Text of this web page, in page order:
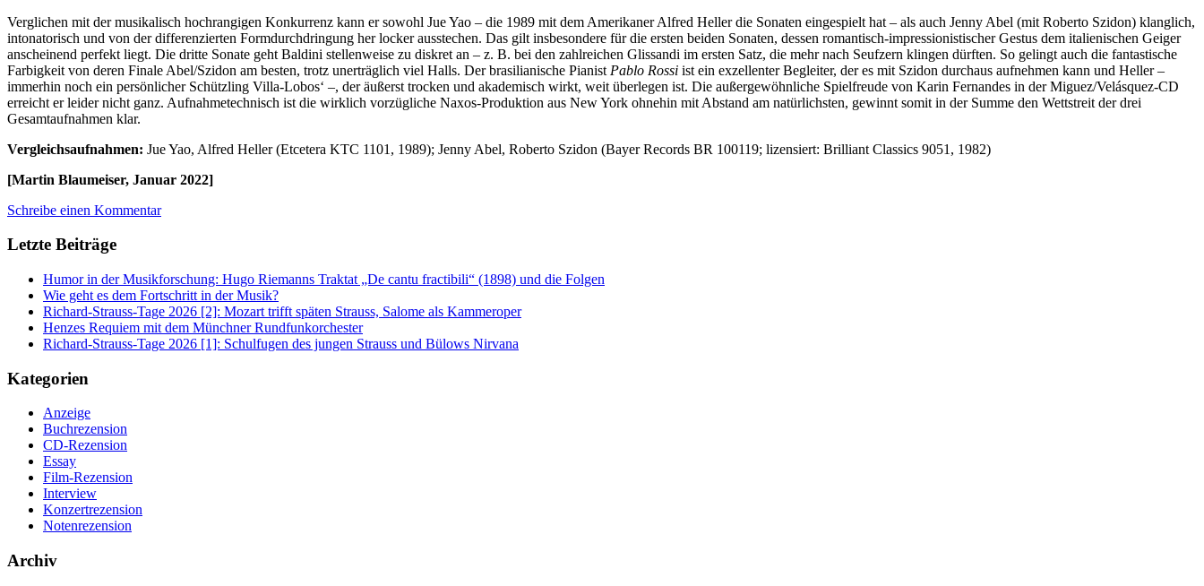
Verglichen mit der musikalisch hochrangigen Konkurrenz kann er sowohl Jue Yao – die 1989 mit dem Amerikaner Alfred Heller die Sonaten eingespielt hat – als auch Jenny Abel (mit Roberto Szidon) klanglich,
intonatorisch und von der differenzierten Formdurchdringung her locker ausstechen. Das gilt insbesondere für die ersten beiden Sonaten, dessen romantisch-impressionistischer Gestus dem italienischen Geiger
anscheinend perfekt liegt. Die dritte Sonate geht Baldini stellenweise zu diskret an – z. B. bei den zahlreichen Glissandi im ersten Satz, die mehr nach Seufzern klingen dürften. So gelingt auch die fantastische
Farbigkeit von deren Finale Abel/Szidon am besten, trotz unerträglich viel Halls. Der brasilianische Pianist Pablo Rossi ist ein exzellenter Begleiter, der es mit Szidon durchaus aufnehmen kann und Heller –
immerhin noch ein persönlicher Schützling Villa-Lobos‘ –, der äußerst trocken und akademisch wirkt, weit überlegen ist. Die außergewöhnliche Spielfreude von Karin Fernandes in der Miguez/Velásquez-CD
erreicht er leider nicht ganz. Aufnahmetechnisch ist die wirklich vorzügliche Naxos-Produktion aus New York ohnehin mit Abstand am natürlichsten, gewinnt somit in der Summe den Wettstreit der drei
Gesamtaufnahmen klar.
Vergleichsaufnahmen: Jue Yao, Alfred Heller (Etcetera KTC 1101, 1989); Jenny Abel, Roberto Szidon (Bayer Records BR 100119; lizensiert: Brilliant Classics 9051, 1982)
[Martin Blaumeiser, Januar 2022]
Schreibe einen Kommentar
Letzte Beiträge
Humor in der Musikforschung: Hugo Riemanns Traktat „De cantu fractibili“ (1898) und die Folgen
Wie geht es dem Fortschritt in der Musik?
Richard-Strauss-Tage 2026 [2]: Mozart trifft späten Strauss, Salome als Kammeroper
Henzes Requiem mit dem Münchner Rundfunkorchester
Richard-Strauss-Tage 2026 [1]: Schulfugen des jungen Strauss und Bülows Nirvana
Kategorien
Anzeige
Buchrezension
CD-Rezension
Essay
Film-Rezension
Interview
Konzertrezension
Notenrezension
Archiv